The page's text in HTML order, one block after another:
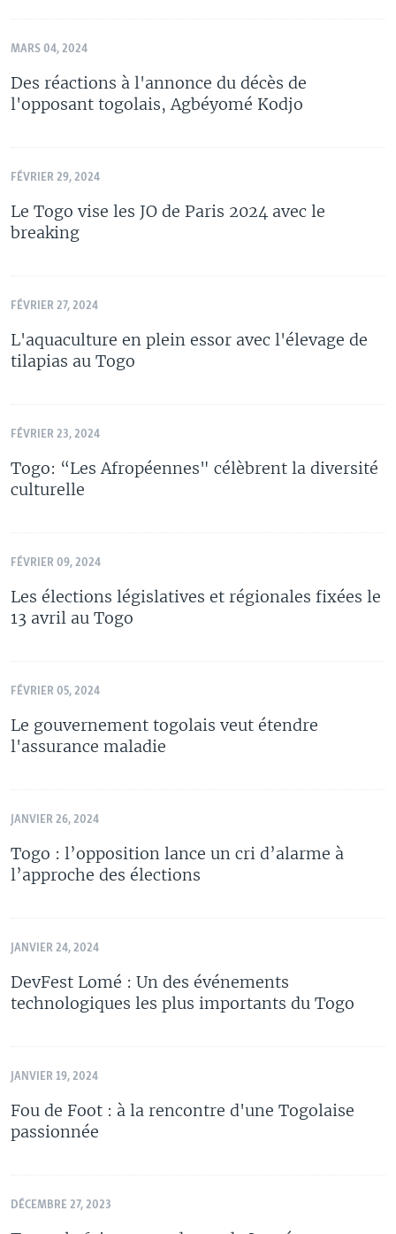
MARS 04, 2024
Des réactions à l'annonce du décès de
l'opposant togolais, Agbéyomé Kodjo
FÉVRIER 29, 2024
Le Togo vise les JO de Paris 2024 avec le
breaking
FÉVRIER 27, 2024
L'aquaculture en plein essor avec l'élevage de
tilapias au Togo
FÉVRIER 23, 2024
Togo: “Les Afropéennes" célèbrent la diversité
culturelle
FÉVRIER 09, 2024
Les élections législatives et régionales fixées le
13 avril au Togo
FÉVRIER 05, 2024
Le gouvernement togolais veut étendre
l'assurance maladie
JANVIER 26, 2024
Togo : l’opposition lance un cri d’alarme à
l’approche des élections
JANVIER 24, 2024
DevFest Lomé : Un des événements
technologiques les plus importants du Togo
JANVIER 19, 2024
Fou de Foot : à la rencontre d'une Togolaise
passionnée
DÉCEMBRE 27, 2023